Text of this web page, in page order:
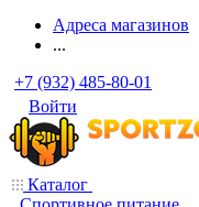
Адреса магазинов
...
+7 (932) 485-80-01
Войти
Каталог